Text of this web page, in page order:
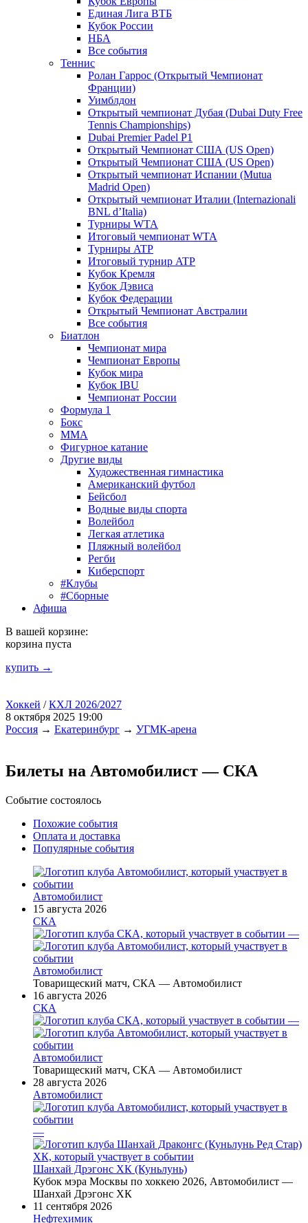
Единая Лига ВТБ
Кубок России
НБА
Все события
Теннис
Ролан Гаррос (Открытый Чемпионат
Франции)
Уимблдон
Открытый чемпионат Дубая (Dubai Duty Free
Tennis Championships)
Dubai Premier Padel P1
Открытый Чемпионат США (US Open)
Открытый Чемпионат США (US Open)
Открытый чемпионат Испании (Mutua
Madrid Open)
Открытый чемпионат Италии (Internazionali
BNL d’Italia)
Турниры WTA
Итоговый чемпионат WTA
Турниры ATP
Итоговый турнир ATP
Кубок Кремля
Кубок Дэвиса
Кубок Федерации
Открытый Чемпионат Австралии
Все события
Биатлон
Чемпионат мира
Чемпионат Европы
Кубок мира
Кубок IBU
Чемпионат России
Формула 1
Бокс
MMA
Фигурное катание
Другие виды
Художественная гимнастика
Американский футбол
Бейсбол
Водные виды спорта
Волейбол
Легкая атлетика
Пляжный волейбол
Регби
Киберспорт
#Клубы
#Сборные
Афиша
В вашей корзине:
корзина пуста
купить →
Хоккей /КХЛ 2026/2027
8 октября 2025 19:00
Россия → Екатеринбург → УГМК-арена
Билеты на Автомобилист — СКА
Событие состоялось
Похожие события
Оплата и доставка
Популярные события
Автомобилист
15 августа 2026
СКА
—
Автомобилист
Товарищеский матч, СКА — Автомобилист
16 августа 2026
СКА
—
Автомобилист
Товарищеский матч, СКА — Автомобилист
28 августа 2026
Автомобилист
—
Шанхай Дрэгонс ХК (Куньлунь)
Кубок мэра Москвы по хоккею 2026, Автомобилист —
Шанхай Дрэгонс ХК
11 сентября 2026
Нефтехимик